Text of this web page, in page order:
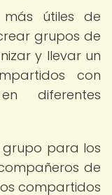
útiles de
grupos de
y llevar un
con
diferentes
grupo para los
de
compartidos